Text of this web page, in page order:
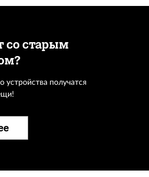
со старым
устройства получатся